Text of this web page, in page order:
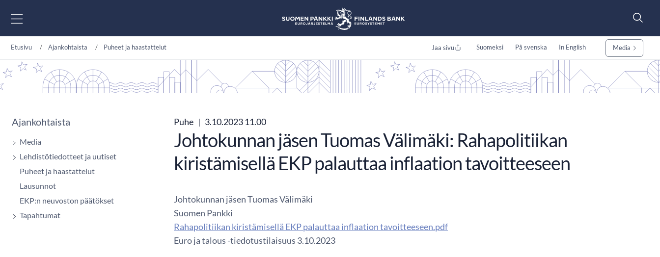
Etusivu Ajankohtaista Puheet ja haastattelut Jaa sivu Suomeksi På svenska In English Media
Ajankohtaista
Media
Lehdistötiedotteet ja uutiset
Puheet ja haastattelut
Lausunnot
EKP:n neuvoston päätökset
Tapahtumat
Puhe | 3.10.2023 11.00
Johtokunnan jäsen Tuomas Välimäki: Rahapolitiikan
kiristämisellä EKP palauttaa inflaation tavoitteeseen
Johtokunnan jäsen Tuomas Välimäki
Suomen Pankki
Rahapolitiikan kiristämisellä EKP palauttaa inflaation tavoitteeseen.pdf
Euro ja talous -tiedotustilaisuus 3.10.2023